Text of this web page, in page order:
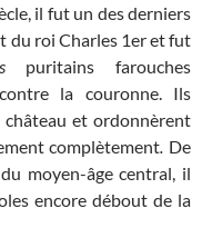
il fut un des derniers
du roi Charles 1er et fut
puritains
farouches
la couronne. Ils
et ordonnèrent
complètement De
moyen-âge central, il
encore débout de la